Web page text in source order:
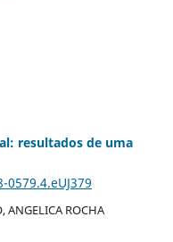
resultados de uma
ANGELICA ROCHA